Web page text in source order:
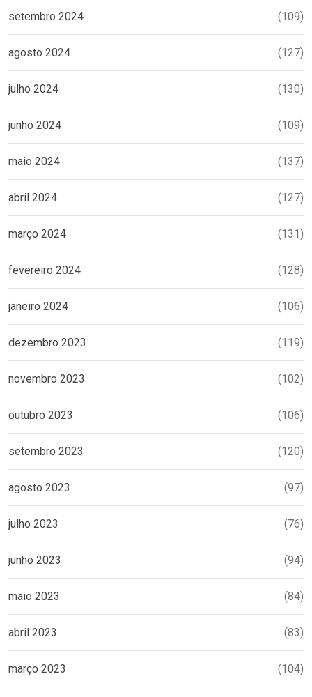
setembro 2024 (109)
agosto 2024 (127)
julho 2024 (130)
junho 2024 (109)
maio 2024 (137)
abril 2024 (127)
março 2024 (131)
fevereiro 2024 (128)
janeiro 2024 (106)
dezembro 2023 (119)
novembro 2023 (102)
outubro 2023 (106)
setembro 2023 (120)
agosto 2023 (97)
julho 2023 (76)
junho 2023 (94)
maio 2023 (84)
abril 2023 (83)
março 2023 (104)